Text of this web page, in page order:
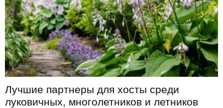
Лучшие партнеры для хосты среди
луковичных, многолетников и летников